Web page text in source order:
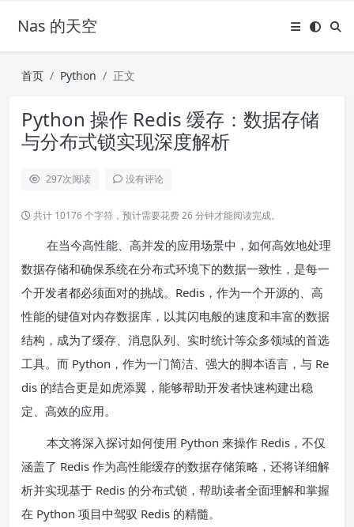
Nas 的天空
首页 Python 正文
Python 操作 Redis 缓存：数据存储
与分布式锁实现深度解析
297次阅读 没有评论
共计 10176 个字符，预计需要花费 26 分钟才能阅读完成。
在当今高性能、高并发的应用场景中，如何高效地处理
数据存储和确保系统在分布式环境下的数据一致性，是每一
个开发者都必须面对的挑战。Redis，作为一个开源的、高
性能的键值对内存数据库，以其闪电般的速度和丰富的数据
结构，成为了缓存、消息队列、实时统计等众多领域的首选
工具。而 Python，作为一门简洁、强大的脚本语言，与 Re
dis 的结合更是如虎添翼，能够帮助开发者快速构建出稳
定、高效的应用。
本文将深入探讨如何使用 Python 来操作 Redis，不仅
涵盖了 Redis 作为高性能缓存的数据存储策略，还将详细解
析并实现基于 Redis 的分布式锁，帮助读者全面理解和掌握
在 Python 项目中驾驭 Redis 的精髓。